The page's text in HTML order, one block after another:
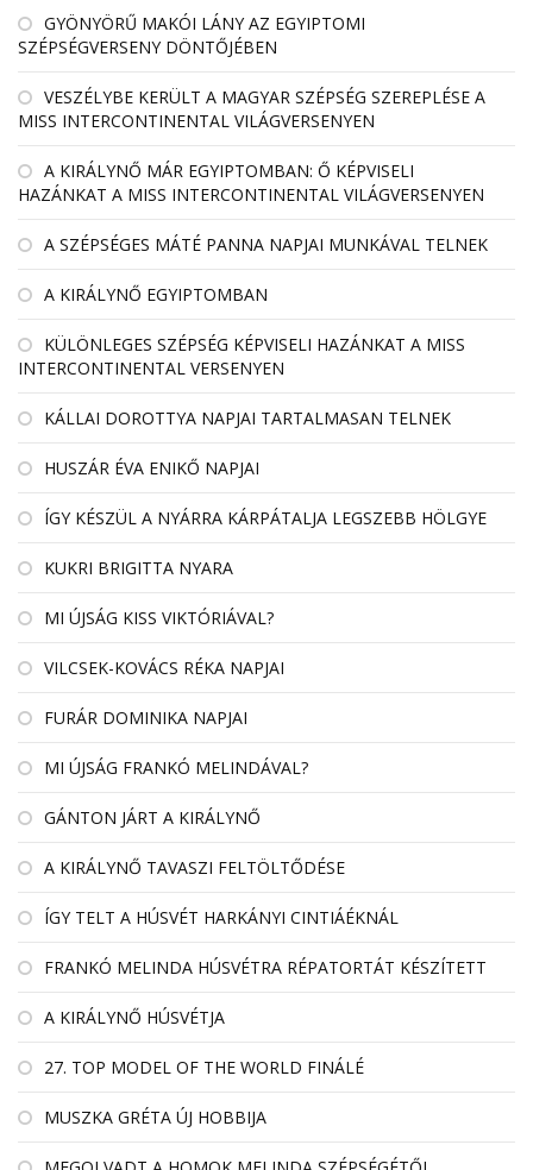
GYÖNYÖRŰ MAKÓI LÁNY AZ EGYIPTOMI
SZÉPSÉGVERSENY DÖNTŐJÉBEN
VESZÉLYBE KERÜLT A MAGYAR SZÉPSÉG SZEREPLÉSE A
MISS INTERCONTINENTAL VILÁGVERSENYEN
A KIRÁLYNŐ MÁR EGYIPTOMBAN: Ő KÉPVISELI
HAZÁNKAT A MISS INTERCONTINENTAL VILÁGVERSENYEN
A SZÉPSÉGES MÁTÉ PANNA NAPJAI MUNKÁVAL TELNEK
A KIRÁLYNŐ EGYIPTOMBAN
KÜLÖNLEGES SZÉPSÉG KÉPVISELI HAZÁNKAT A MISS
INTERCONTINENTAL VERSENYEN
KÁLLAI DOROTTYA NAPJAI TARTALMASAN TELNEK
HUSZÁR ÉVA ENIKŐ NAPJAI
ÍGY KÉSZÜL A NYÁRRA KÁRPÁTALJA LEGSZEBB HÖLGYE
KUKRI BRIGITTA NYARA
MI ÚJSÁG KISS VIKTÓRIÁVAL?
VILCSEK-KOVÁCS RÉKA NAPJAI
FURÁR DOMINIKA NAPJAI
MI ÚJSÁG FRANKÓ MELINDÁVAL?
GÁNTON JÁRT A KIRÁLYNŐ
A KIRÁLYNŐ TAVASZI FELTÖLTŐDÉSE
ÍGY TELT A HÚSVÉT HARKÁNYI CINTIÁÉKNÁL
FRANKÓ MELINDA HÚSVÉTRA RÉPATORTÁT KÉSZÍTETT
A KIRÁLYNŐ HÚSVÉTJA
27. TOP MODEL OF THE WORLD FINÁLÉ
MUSZKA GRÉTA ÚJ HOBBIJA